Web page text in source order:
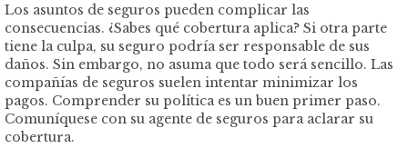
Los asuntos de seguros pueden complicar las
consecuencias. ¿Sabes qué cobertura aplica? Si otra parte
tiene la culpa, su seguro podría ser responsable de sus
daños. Sin embargo, no asuma que todo será sencillo. Las
compañías de seguros suelen intentar minimizar los
pagos. Comprender su política es un buen primer paso.
Comuníquese con su agente de seguros para aclarar su
cobertura.